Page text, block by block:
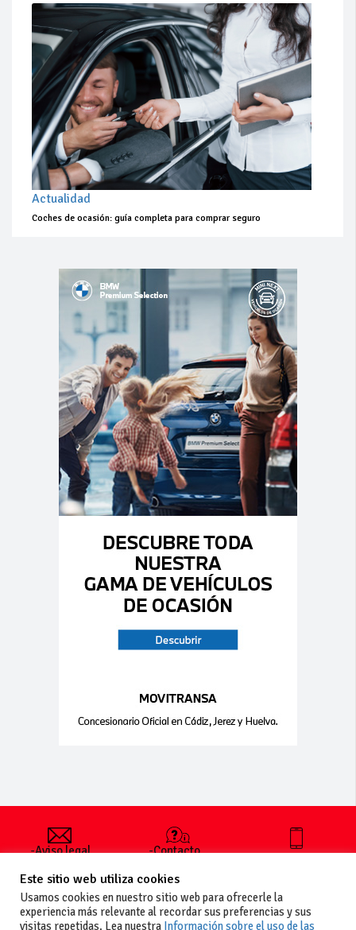
Actualidad
Coches de ocasión: guía completa para comprar seguro
-Aviso legal
generales
de uso
-Política de
-Contacto
publicar un
anuncio
-Vende+
+34 627 35
Este sitio web utiliza cookies
Usamos cookies en nuestro sitio web para ofrecerle la
experiencia más relevante al recordar sus preferencias y sus
visitas repetidas. Lea nuestra Información sobre el uso de las